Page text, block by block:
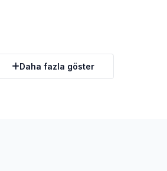
Daha fazla göster